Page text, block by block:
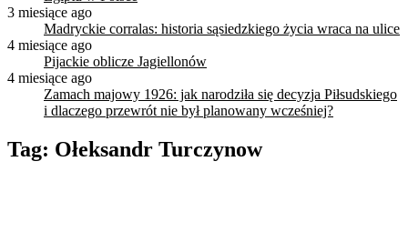
3 miesiące ago
Madryckie corralas: historia sąsiedzkiego życia wraca na ulice
4 miesiące ago
Pijackie oblicze Jagiellonów
4 miesiące ago
Zamach majowy 1926: jak narodziła się decyzja Piłsudskiego
i dlaczego przewrót nie był planowany wcześniej?
Tag: Ołeksandr Turczynow